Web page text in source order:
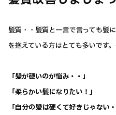
髪質・・髪質と一言で言っても髪
を抱えている方はとても多いです
「髪が硬いのが悩み・・」
「柔らかい髪になりたい！」
「自分の髪は硬くて好きじゃない・